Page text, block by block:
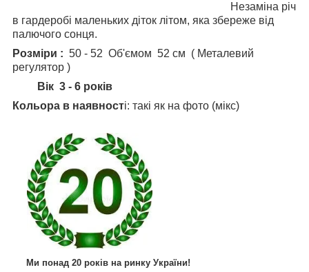
Незаміна річ
в гардеробі маленьких діток літом, яка збереже від
палючого сонця.
Розміри : 50 - 52 Об'ємом 52 см ( Металевий
регулятор )
Вік 3 - 6 років
Кольора в наявності: такі як на фото (мікс)
Ми понад 20 років на ринку України!